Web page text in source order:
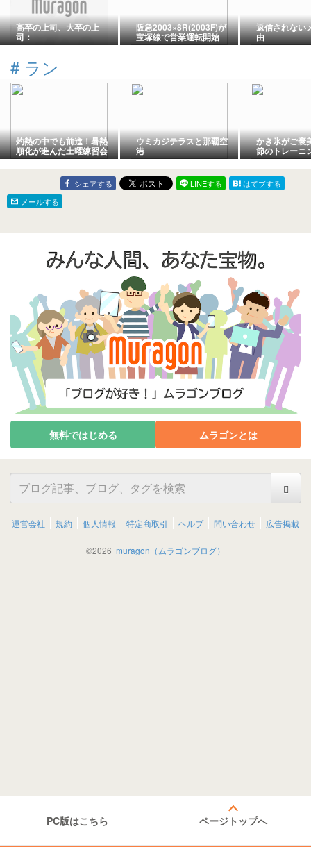
高卒の上司、大卒の上
司：
阪急2003×8R(2003F)が
宝塚線で営業運転開始
返信されない
由
# ラン
灼熱の中でも前進！暑熱
順化が進んだ土曜練習会
ウミカジテラスと那覇空
港
かき氷がご褒
節のトレーニ
シェアする LINEする
はてブする
メールする
無料ではじめる ムラゴンとは
運営会社 規約 個人情報 特定商取引 ヘルプ 問い合わせ 広告掲載
©2026 muragon（ムラゴンブログ）
PC版はこちら ページトップへ